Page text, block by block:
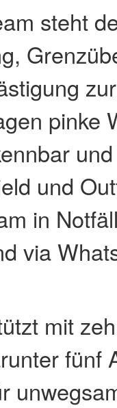
steht
pinke
und
in
via
mit
fünf